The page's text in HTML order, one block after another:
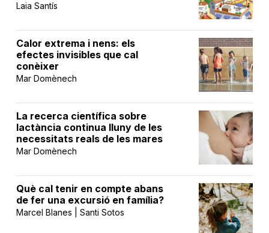
Laia Santís
Calor extrema i nens: els
efectes invisibles que cal
conèixer
Mar Domènech
La recerca científica sobre
lactància continua lluny de les
necessitats reals de les mares
Mar Domènech
Què cal tenir en compte abans
de fer una excursió en família?
Marcel Blanes | Santi Sotos